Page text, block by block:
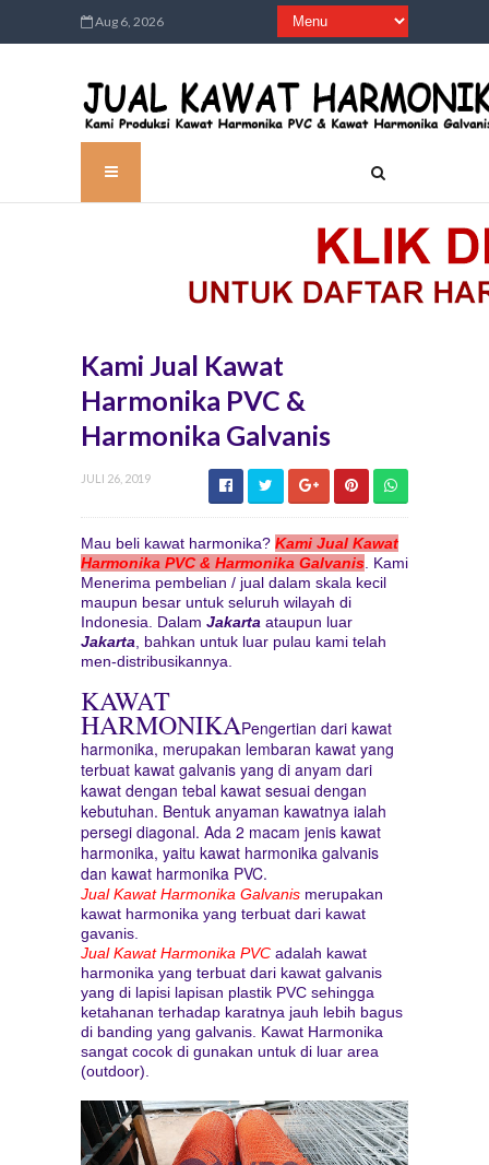
Aug 6, 2026
Kami Jual Kawat
Harmonika PVC &
Harmonika Galvanis
JULI 26, 2019
Mau beli kawat harmonika? Kami Jual Kawat
Harmonika PVC & Harmonika Galvanis . Kami
Menerima pembelian / jual dalam skala kecil
maupun besar untuk seluruh wilayah di
Indonesia. Dalam Jakarta ataupun luar
Jakarta , bahkan untuk luar pulau kami telah
men-distribusikannya.
KAWAT
HARMONIKAPengertian dari kawat
harmonika, merupakan lembaran kawat yang
terbuat kawat galvanis yang di anyam dari
kawat dengan tebal kawat sesuai dengan
kebutuhan. Bentuk anyaman kawatnya ialah
persegi diagonal. Ada 2 macam jenis kawat
harmonika, yaitu kawat harmonika galvanis
dan kawat harmonika PVC.
Jual Kawat Harmonika Galvanis merupakan
kawat harmonika yang terbuat dari kawat
gavanis.
Jual Kawat Harmonika PVC adalah kawat
harmonika yang terbuat dari kawat galvanis
yang di lapisi lapisan plastik PVC sehingga
ketahanan terhadap karatnya jauh lebih bagus
di banding yang galvanis. Kawat Harmonika
sangat cocok di gunakan untuk di luar area
(outdoor).